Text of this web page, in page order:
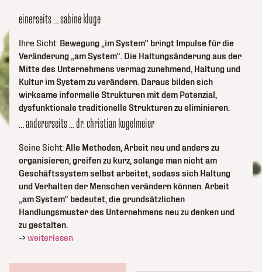
einerseits … sabine kluge
Ihre Sicht: Bewegung „im System“ bringt Impulse für die
Veränderung „am System“. Die Haltungsänderung aus der
Mitte des Unternehmens vermag zunehmend, Haltung und
Kultur im System zu verändern. Daraus bilden sich
wirksame informelle Strukturen mit dem Potenzial,
dysfunktionale traditionelle Strukturen zu eliminieren.
… andererseits … dr. christian kugelmeier
Seine Sicht:Alle Methoden, Arbeit neu und anders zu
organisieren, greifen zu kurz, solange man nicht am
Geschäftssystem selbst arbeitet, sodass sich Haltung
und Verhalten der Menschen verändern können. Arbeit
„am System“ bedeutet, die grundsätzlichen
Handlungsmuster des Unternehmens neu zu denken und
zu gestalten.
->weiterlesen